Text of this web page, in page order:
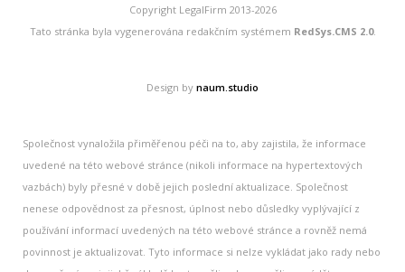
Copyright LegalFirm 2013-2026
Tato stránka byla vygenerována redakčním systémem RedSys.CMS 2.0.
Design by naum.studio
Společnost vynaložila přiměřenou péči na to, aby zajistila, že informace
uvedené na této webové stránce (nikoli informace na hypertextových
vazbách) byly přesné v době jejich poslední aktualizace. Společnost
nenese odpovědnost za přesnost, úplnost nebo důsledky vyplývající z
používání informací uvedených na této webové stránce a rovněž nemá
povinnost je aktualizovat. Tyto informace si nelze vykládat jako rady nebo